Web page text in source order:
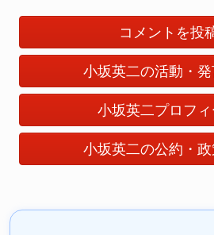
コメントを投
小坂英二の活動・
小坂英二プロフ
小坂英二の公約・